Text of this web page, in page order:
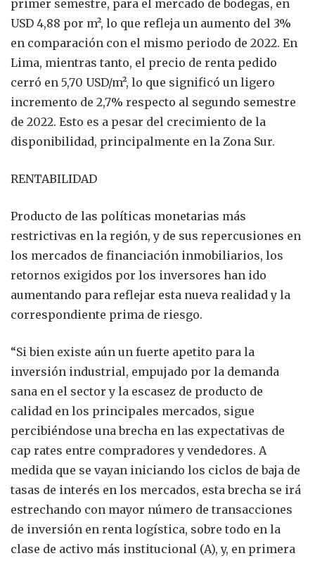
primer semestre, para el mercado de bodegas, en
USD 4,88 por m², lo que refleja un aumento del 3%
en comparación con el mismo periodo de 2022. En
Lima, mientras tanto, el precio de renta pedido
cerró en 5,70 USD/m², lo que significó un ligero
incremento de 2,7% respecto al segundo semestre
de 2022. Esto es a pesar del crecimiento de la
disponibilidad, principalmente en la Zona Sur.
RENTABILIDAD
Producto de las políticas monetarias más
restrictivas en la región, y de sus repercusiones en
los mercados de financiación inmobiliarios, los
retornos exigidos por los inversores han ido
aumentando para reflejar esta nueva realidad y la
correspondiente prima de riesgo.
“Si bien existe aún un fuerte apetito para la
inversión industrial, empujado por la demanda
sana en el sector y la escasez de producto de
calidad en los principales mercados, sigue
percibiéndose una brecha en las expectativas de
cap rates entre compradores y vendedores. A
medida que se vayan iniciando los ciclos de baja de
tasas de interés en los mercados, esta brecha se irá
estrechando con mayor número de transacciones
de inversión en renta logística, sobre todo en la
clase de activo más institucional (A), y, en primera